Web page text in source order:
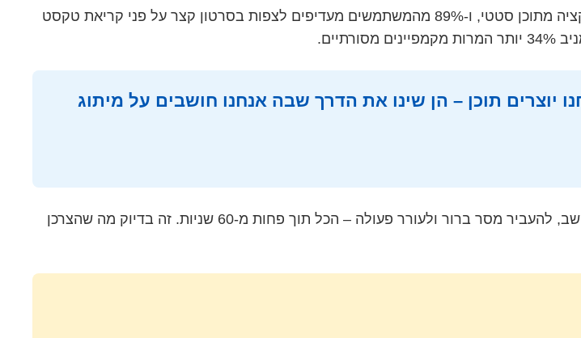
הנתונים מדברים בעד עצמם: ב-2025, תוכן וידאו קצר מייצר 67% יותר אינטראקציה מתוכן סטטי, ו-89% מהמשתמשים מעדיפים לצפות בסרטון קצר על פני קריאת טקסט
תוכן – הן שינו את הדרך שבה אנחנו חושבים על מיתוג
הסיבה לכוח הזה טמונה בפסיכולוגיה הצרכנית. וידאו קצר מצליח לתפוס את הקשב, להעביר מסר ברור ולעורר פעולה – הכל תוך פחות מ-60 שניות. זה בדיוק מה שהצרכן